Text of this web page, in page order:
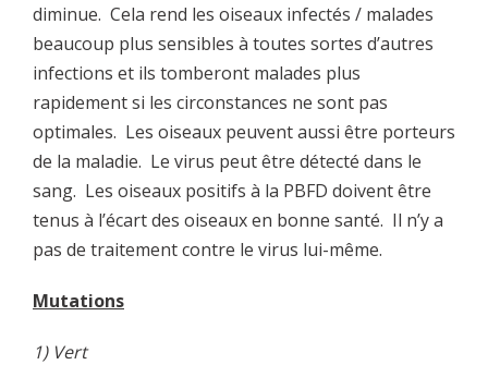
diminue. Cela rend les oiseaux infectés / malades
beaucoup plus sensibles à toutes sortes d’autres
infections et ils tomberont malades plus
rapidement si les circonstances ne sont pas
optimales. Les oiseaux peuvent aussi être porteurs
de la maladie. Le virus peut être détecté dans le
sang. Les oiseaux positifs à la PBFD doivent être
tenus à l’écart des oiseaux en bonne santé. Il n’y a
pas de traitement contre le virus lui-même.
Mutations
1) Vert